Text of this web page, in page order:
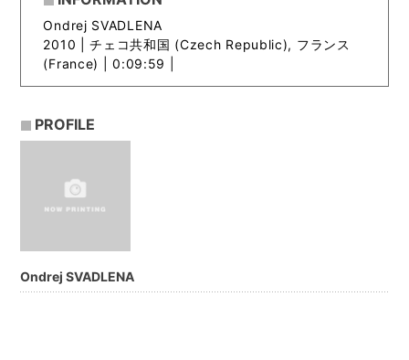
Ondrej SVADLENA
2010 |チェコ共和国 (Czech Republic), フランス
(France) | 0:09:59 |
PROFILE
Ondrej SVADLENA